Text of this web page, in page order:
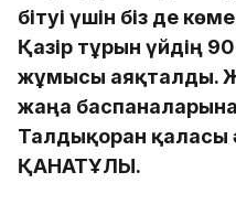
бітуі үшін біз де
Қазір тұрғын үйдің
жұмысы аяқталды.
жаңа баспаналарына
Талдықорған қаласы
ҚАНАТҰЛЫ.